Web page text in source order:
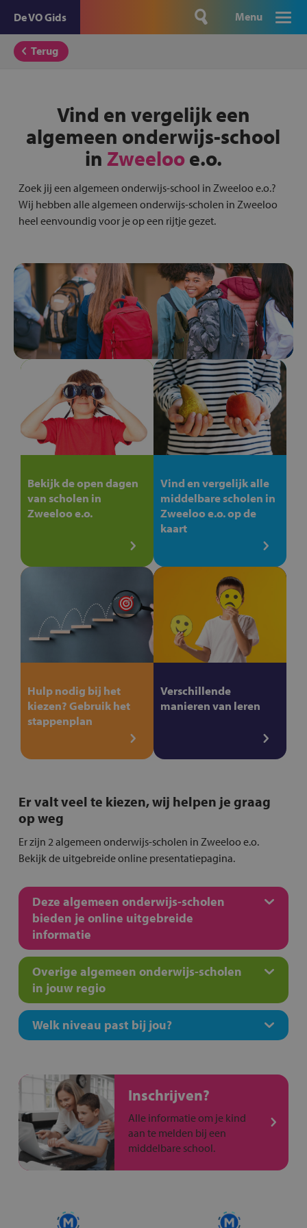
De VO Gids Menu
Terug
Vind en vergelijk een
algemeen onderwijs-school
in Zweelooe.o.
Zoek jij een algemeen onderwijs-school in Zweeloo e.o.?
Wij hebben alle algemeen onderwijs-scholen in Zweeloo
heel eenvoundig voor je op een rijtje gezet.
Bekijk de open dagen
van scholen in
Zweeloo e.o.
Vind en vergelijk alle
middelbare scholen in
Zweeloo e.o. op de
kaart
Hulp nodig bij het
kiezen? Gebruik het
stappenplan
Verschillende
manieren van leren
Er valt veel te kiezen, wij helpen je graag
op weg
Er zijn 2 algemeen onderwijs-scholen in Zweeloo e.o.
Bekijk de uitgebreide online presentatiepagina.
Deze algemeen onderwijs-scholen
bieden je online uitgebreide
informatie
Overige algemeen onderwijs-scholen
in jouw regio
Welk niveau past bij jou?
Inschrijven?
Alle informatie om je kind
aan te melden bij een
middelbare school.